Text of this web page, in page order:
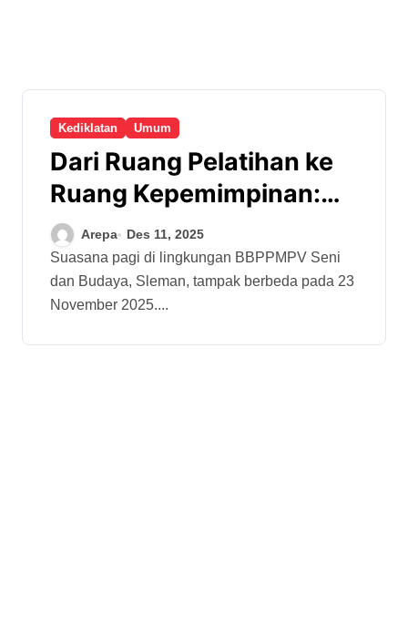
Kediklatan Umum
Dari Ruang Pelatihan ke
Ruang Kepemimpinan:
Energi Baru Kepala SMK
di BBPPMPV Seni dan
Budaya
Arepa Des 11, 2025
Suasana pagi di lingkungan BBPPMPV Seni
dan Budaya, Sleman, tampak berbeda pada 23
November 2025....